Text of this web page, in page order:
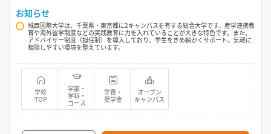
お知らせ
城西国際大学は、千葉県・東京都に2キャンパスを有する総合大学です。産学連携教
育や海外留学制度などの実践教育に力を入れていることが大きな特色です。また、
アドバイザー制度（担任制）を導入しており、学生をきめ細かくサポート。気軽に
相談しやすい環境を整えています。
学校
TOP
学部・
学科・
コース
学費・
奨学金
オープン
キャンパス